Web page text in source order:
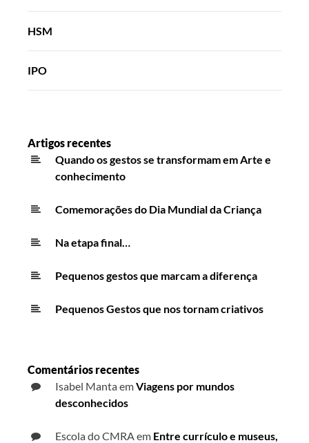
HSM
IPO
Artigos recentes
Quando os gestos se transformam em Arte e
conhecimento
Comemorações do Dia Mundial da Criança
Na etapa final…
Pequenos gestos que marcam a diferença
Pequenos Gestos que nos tornam criativos
Comentários recentes
Isabel MantaemViagens por mundos
desconhecidos
Escola do CMRA em Entre currículo e museus,